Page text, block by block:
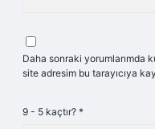
Daha sonraki yorumlarımda
site adresim bu tarayıcıya
9 - 5 kaçtır? *